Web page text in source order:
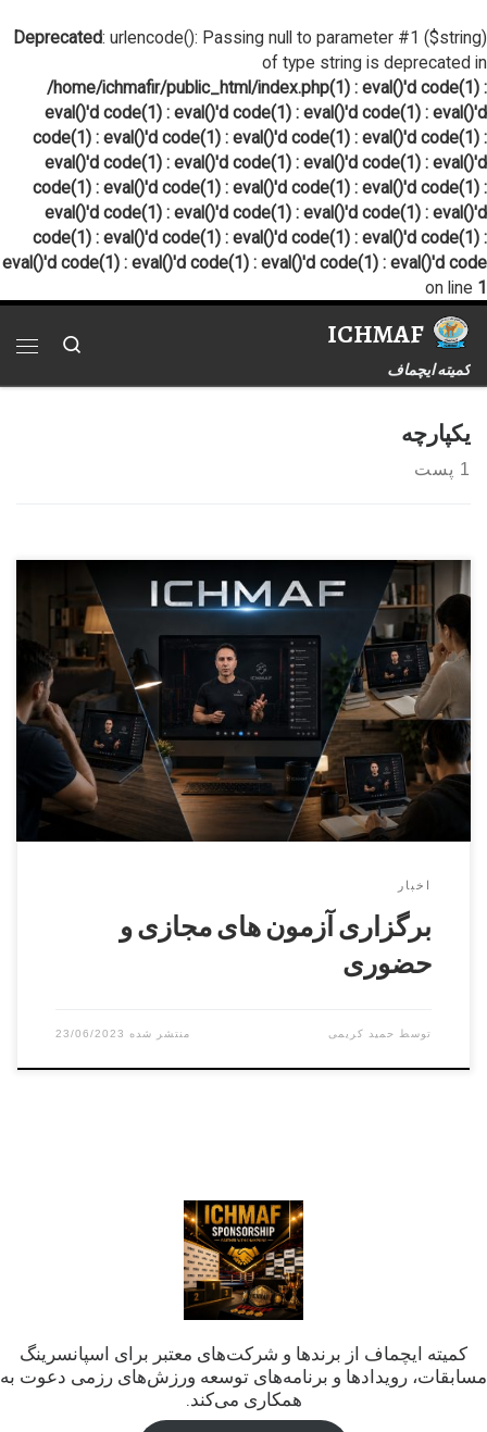
Deprecated: urlencode(): Passing null to parameter #1 ($string)
of type string is deprecated in
/home/ichmafir/public_html/index.php(1) : eval()'d code(1) :
eval()'d code(1) : eval()'d code(1) : eval()'d code(1) : eval()'d
code(1) : eval()'d code(1) : eval()'d code(1) : eval()'d code(1) :
eval()'d code(1) : eval()'d code(1) : eval()'d code(1) : eval()'d
code(1) : eval()'d code(1) : eval()'d code(1) : eval()'d code(1) :
eval()'d code(1) : eval()'d code(1) : eval()'d code(1) : eval()'d
code(1) : eval()'d code(1) : eval()'d code(1) : eval()'d code(1) :
eval()'d code(1) : eval()'d code(1) : eval()'d code(1) : eval()'d code
on line 1
پرش به محتوا
ICHMAF
کمیته ایچماف
Search
یکپارچه
1 پست
برگزاری آزمون های مجازی ایچماف
اخبار
برگزاری آزمون های مجازی و
حضوری
توسط حمید کریمی 23/06/2023
کمیته ایچماف از برندها و شرکت‌های معتبر برای اسپانسرینگ
مسابقات، رویدادها و برنامه‌های توسعه ورزش‌های رزمی دعوت به
همکاری می‌کند.